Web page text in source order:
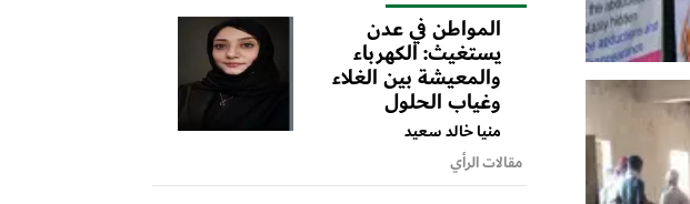
المواطن في عدن
يستغيث: الكهرباء
والمعيشة بين الغلاء
وغياب الحلول
منيا خالد سعيد
مقالات الرأي